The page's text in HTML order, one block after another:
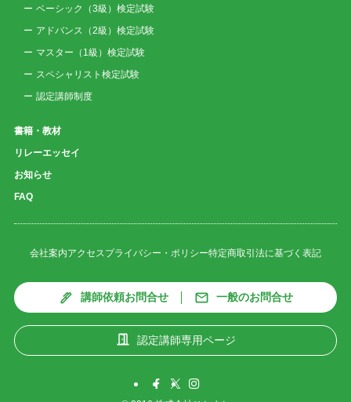
ベーシック（3級）検定試験
アドバンス（2級）検定試験
マスター（1級）検定試験
スペシャリスト検定試験
認定講師制度
書籍・教材
リレーエッセイ
お知らせ
FAQ
会社案内アクセスプライバシー・ポリシー特定商取引法に基づく表記
講師依頼お問合せ 一般のお問合せ
認定講師専用ページ